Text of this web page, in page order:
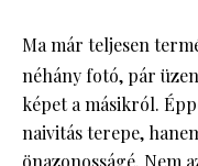
Ma már teljesen
néhány fotó, pár
képet a másikról.
naivitás terepe,
önazonosságé. Nem